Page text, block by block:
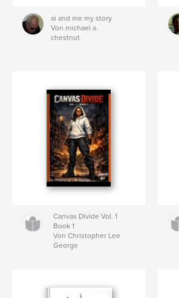
ai and me my story
Von michael a.
chestnut
Canvas Divide Vol. 1
Book 1
Von Christopher Lee
George